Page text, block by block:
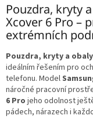
Pouzdra, kryty
Xcover 6 Pro –
extrémních
Pouzdra, kryty a obaly
ideálním řešením pro
telefonu. Model
náročné pracovní
6 Pro jeho odolnost
pádech, nárazech i